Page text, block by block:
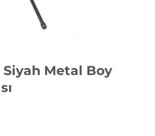
Siyah Metal Boy